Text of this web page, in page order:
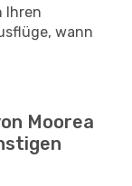
Ihren
wann
Moorea